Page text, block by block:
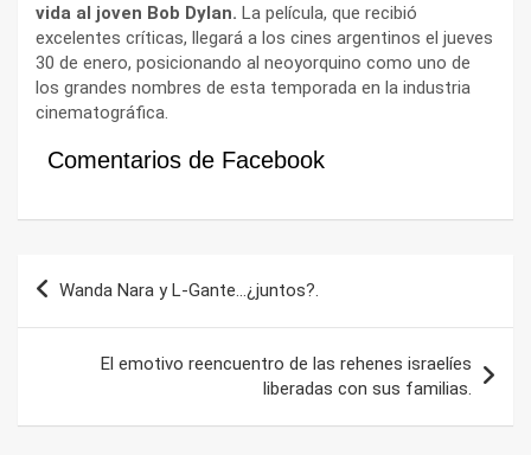
vida al joven Bob Dylan. La película, que recibió
excelentes críticas, llegará a los cines argentinos el jueves
30 de enero, posicionando al neoyorquino como uno de
los grandes nombres de esta temporada en la industria
cinematográfica.
Comentarios de Facebook
Navegación
de
Wanda Nara y L-Gante…¿juntos?.
El emotivo reencuentro de las rehenes israelíes
liberadas con sus familias.